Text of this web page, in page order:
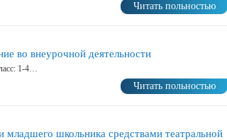
Читать польностью
во внеурочной деятельности
1-4…
Читать польностью
школьника средствами театральной